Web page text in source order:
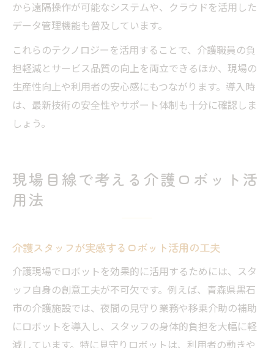
から遠隔操作が可能なシステムや、クラウドを活用した
データ管理機能も普及しています。
これらのテクノロジーを活用することで、介護職員の負
担軽減とサービス品質の向上を両立できるほか、現場の
生産性向上や利用者の安心感にもつながります。導入時
は、最新技術の安全性やサポート体制も十分に確認しま
しょう。
現場目線で考える介護ロボット活
用法
介護スタッフが実感するロボット活用の工夫
介護現場でロボットを効果的に活用するためには、スタ
ッフ自身の創意工夫が不可欠です。例えば、青森県黒石
市の介護施設では、夜間の見守り業務や移乗介助の補助
にロボットを導入し、スタッフの身体的負担を大幅に軽
減しています。特に見守りロボットは、利用者の動きや